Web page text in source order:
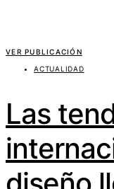
VER PUBLICACIÓN
ACTUALIDAD
Las